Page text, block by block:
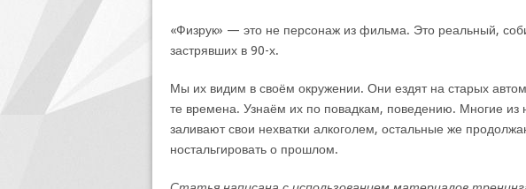
«Физрук» — это не персонаж из фильма. Это реальный,
застрявших в 90-х.
Мы их видим в своём окружении. Они ездят на старых
те времена. Узнаём их по повадкам, поведению. Многие из
заливают свои нехватки алкоголем, остальные же
ностальгировать о прошлом.